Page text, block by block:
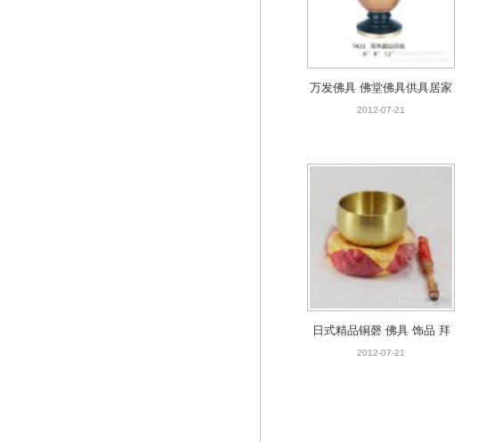
万发佛具 佛堂佛具供具居家
万发佛具 花瓶佛具批发 双色
2012-07-21
日式精品铜磬 佛具 饰品 拜
佛敬神用具 铜工艺品 铜磬
2012-07-21